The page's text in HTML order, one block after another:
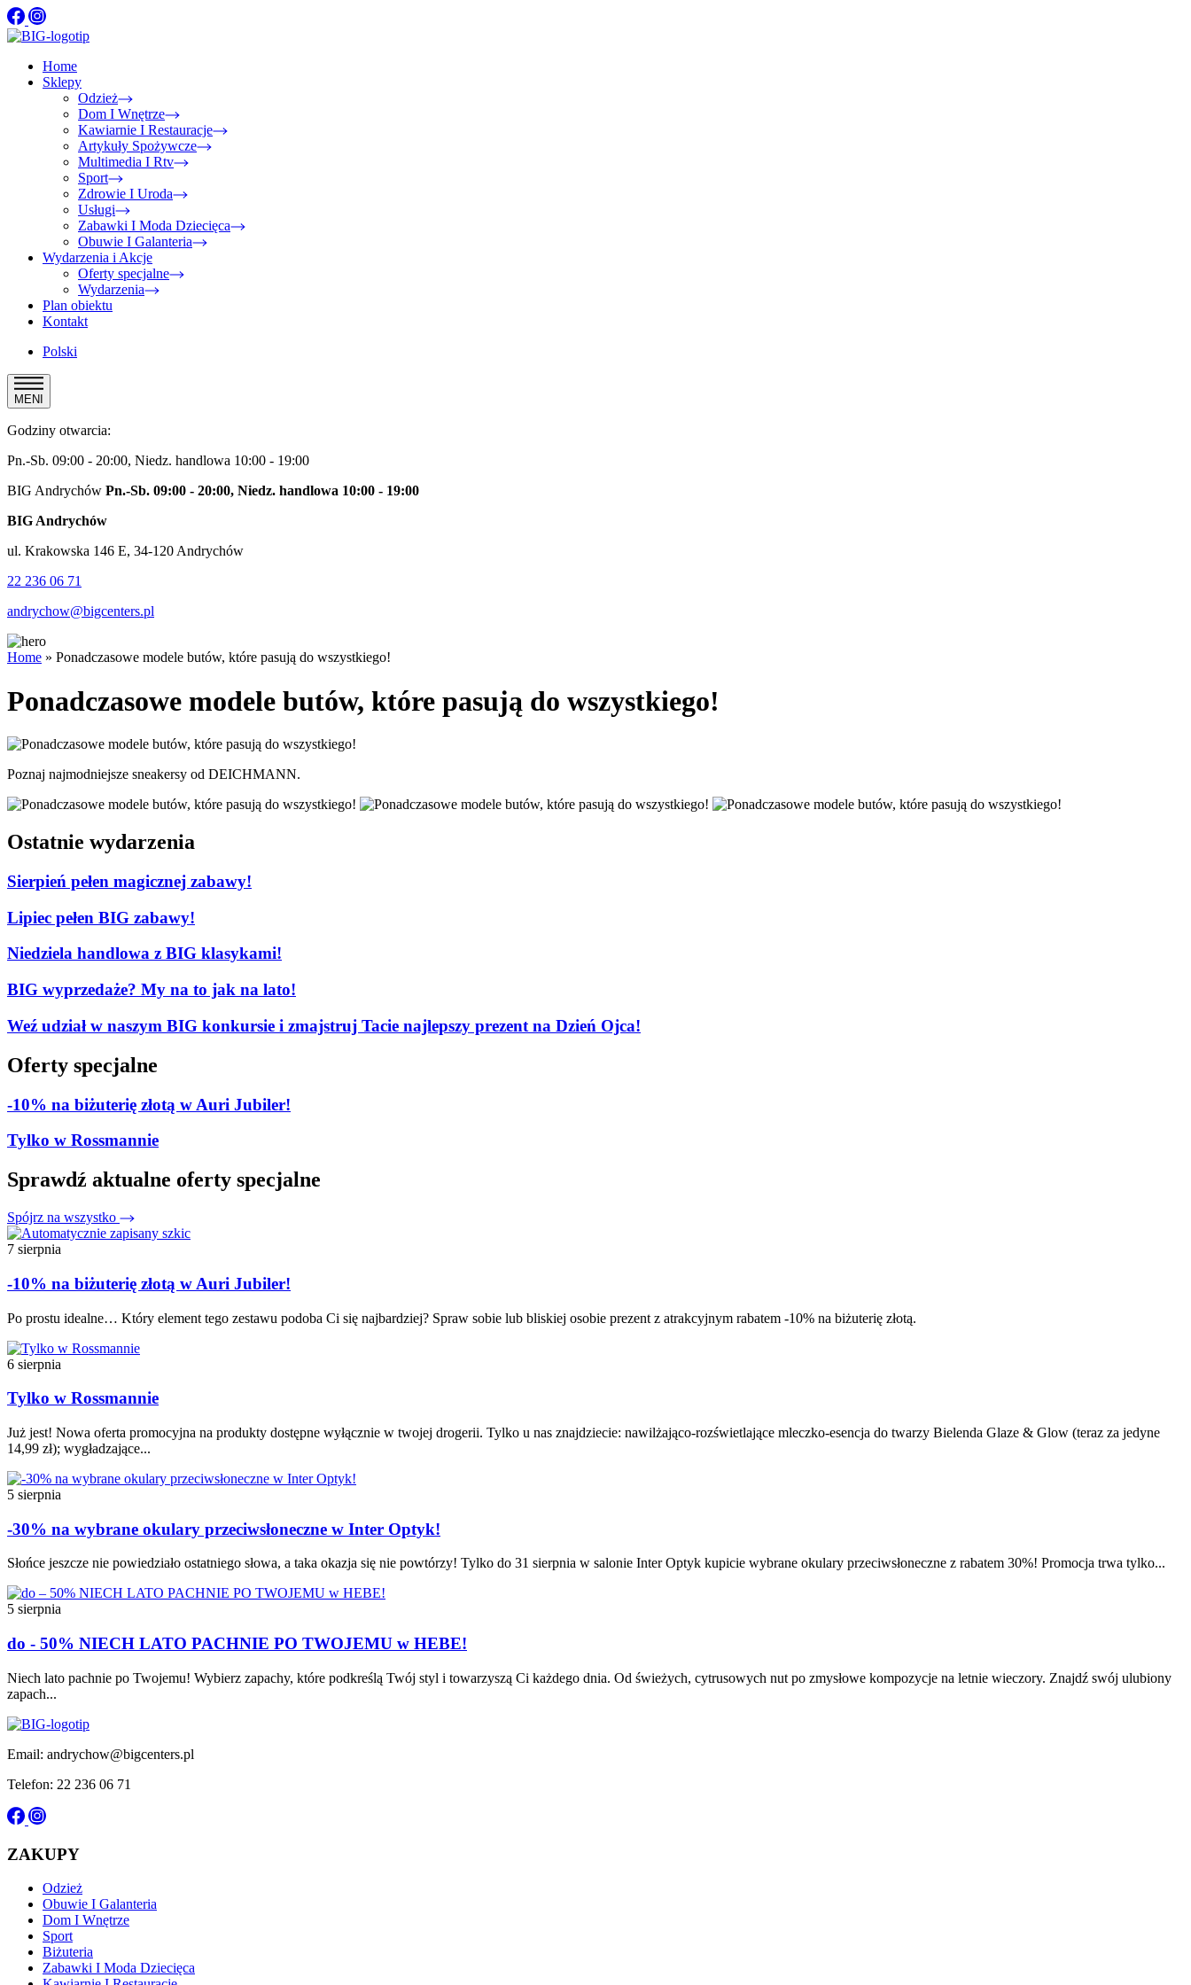
Home
Sklepy
Odzież
Dom I Wnętrze
Kawiarnie I Restauracje
Artykuły Spożywcze
Multimedia I Rtv
Sport
Zdrowie I Uroda
Usługi
Zabawki I Moda Dziecięca
Obuwie I Galanteria
Wydarzenia i Akcje
Oferty specjalne
Wydarzenia
Plan obiektu
Kontakt
Polski
MENI
Godziny otwarcia:
Pn.-Sb. 09:00 - 20:00, Niedz. handlowa 10:00 - 19:00
BIG Andrychów Pn.-Sb. 09:00 - 20:00, Niedz. handlowa 10:00 - 19:00
BIG Andrychów
ul. Krakowska 146 E, 34-120 Andrychów
22 236 06 71
andrychow@bigcenters.pl
Home » Ponadczasowe modele butów, które pasują do wszystkiego!
Ponadczasowe modele butów, które pasują do wszystkiego!
Poznaj najmodniejsze sneakersy od DEICHMANN.
Ostatnie wydarzenia
Sierpień pełen magicznej zabawy!
Lipiec pełen BIG zabawy!
Niedziela handlowa z BIG klasykami!
BIG wyprzedaże? My na to jak na lato!
Weź udział w naszym BIG konkursie i zmajstruj Tacie najlepszy prezent na Dzień Ojca!
Oferty specjalne
-10% na biżuterię złotą w Auri Jubiler!
Tylko w Rossmannie
Sprawdź aktualne oferty specjalne
Spójrz na wszystko
7 sierpnia
-10% na biżuterię złotą w Auri Jubiler!
Po prostu idealne… Który element tego zestawu podoba Ci się najbardziej? Spraw sobie lub bliskiej osobie prezent z atrakcyjnym rabatem -10% na biżuterię złotą.
6 sierpnia
Tylko w Rossmannie
Już jest! Nowa oferta promocyjna na produkty dostępne wyłącznie w twojej drogerii. Tylko u nas znajdziecie: nawilżająco-rozświetlające mleczko-esencja do twarzy Bielenda Glaze & Glow (teraz za jedyne
14,99 zł); wygładzające...
5 sierpnia
-30% na wybrane okulary przeciwsłoneczne w Inter Optyk!
Słońce jeszcze nie powiedziało ostatniego słowa, a taka okazja się nie powtórzy! Tylko do 31 sierpnia w salonie Inter Optyk kupicie wybrane okulary przeciwsłoneczne z rabatem 30%! Promocja trwa tylko...
5 sierpnia
do - 50% NIECH LATO PACHNIE PO TWOJEMU w HEBE!
Niech lato pachnie po Twojemu! Wybierz zapachy, które podkreślą Twój styl i towarzyszą Ci każdego dnia. Od świeżych, cytrusowych nut po zmysłowe kompozycje na letnie wieczory. Znajdź swój ulubiony
zapach...
Email: andrychow@bigcenters.pl
Telefon: 22 236 06 71
ZAKUPY
Odzież
Obuwie I Galanteria
Dom I Wnętrze
Sport
Biżuteria
Zabawki I Moda Dziecięca